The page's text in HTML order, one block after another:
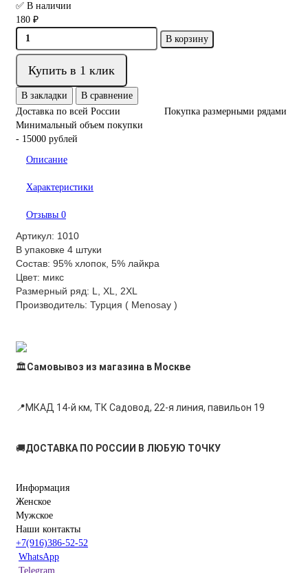
✅ В наличии
180 ₽
В корзину
Купить в 1 клик
В закладки
В сравнение
Доставка по всей России
Покупка размерными рядами
Минимальный объем покупки
- 15000 рублей
Описание
Характеристики
Отзывы 0
Артикул: 1010
В упаковке 4 штуки
Состав: 95% хлопок, 5% лайкра
Цвет: микс
Размерный ряд: L, XL, 2XL
Производитель: Турция ( Menosay )
🏛Самовывоз из магазина в Москве
📍МКАД 14-й км, ТК Садовод, 22-я линия, павильон 19
🚚ДОСТАВКА ПО РОССИИ В ЛЮБУЮ ТОЧКУ
Информация
Женское
Мужское
Наши контакты
+7(916)386-52-52
WhatsApp
Telegram